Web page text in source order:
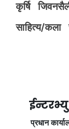
कृर्षि
साहित्य/कला
प्रधान